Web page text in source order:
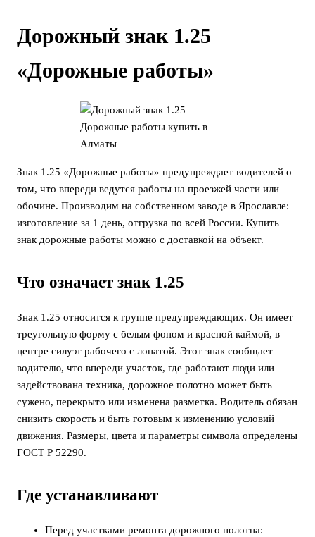
Дорожный знак 1.25
«Дорожные работы»
Знак 1.25 «Дорожные работы» предупреждает водителей о
том, что впереди ведутся работы на проезжей части или
обочине. Производим на собственном заводе в Ярославле:
изготовление за 1 день, отгрузка по всей России. Купить
знак дорожные работы можно с доставкой на объект.
Что означает знак 1.25
Знак 1.25 относится к группе предупреждающих. Он имеет
треугольную форму с белым фоном и красной каймой, в
центре силуэт рабочего с лопатой. Этот знак сообщает
водителю, что впереди участок, где работают люди или
задействована техника, дорожное полотно может быть
сужено, перекрыто или изменена разметка. Водитель обязан
снизить скорость и быть готовым к изменению условий
движения. Размеры, цвета и параметры символа определены
ГОСТ Р 52290.
Где устанавливают
Перед участками ремонта дорожного полотна: